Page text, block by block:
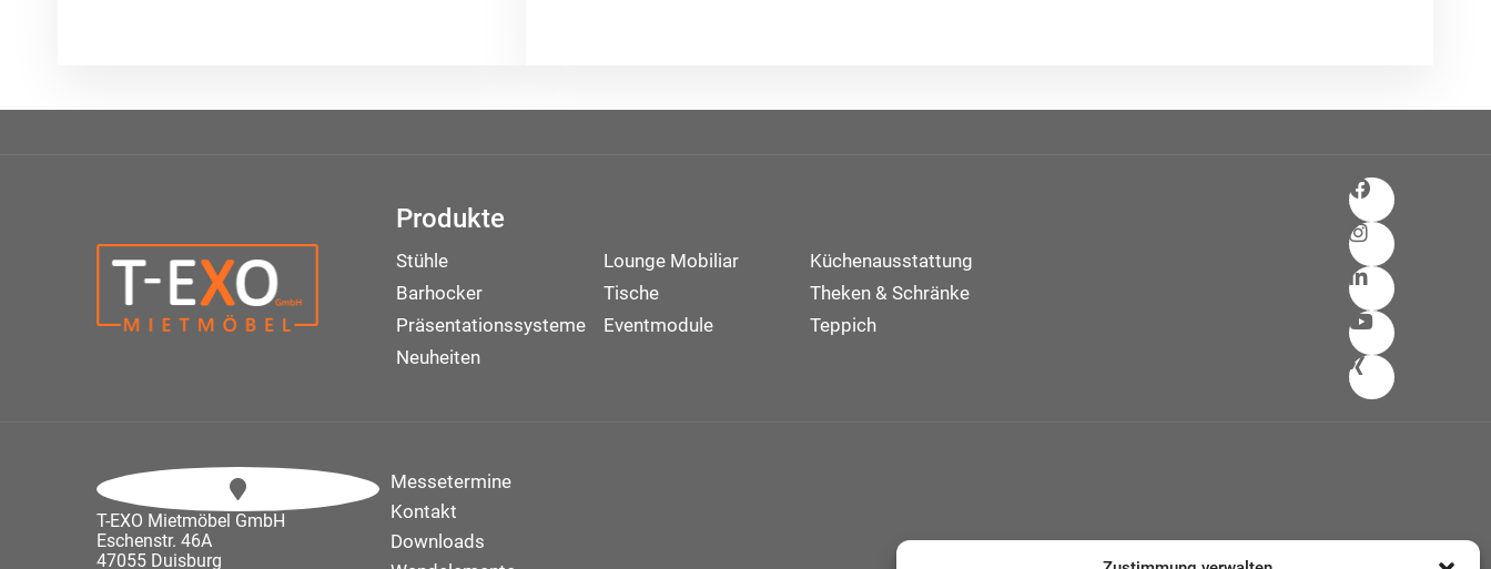
Produkte
Stühle Lounge Mobiliar
Küchenausstattung
Barhocker
Tische
Theken & Schränke
Präsentationssysteme
Eventmodule
Teppich
Neuheiten
T-EXO Mietmöbel GmbH
Eschenstr. 46A
47055 Duisburg
Messetermine
Kontakt
Downloads